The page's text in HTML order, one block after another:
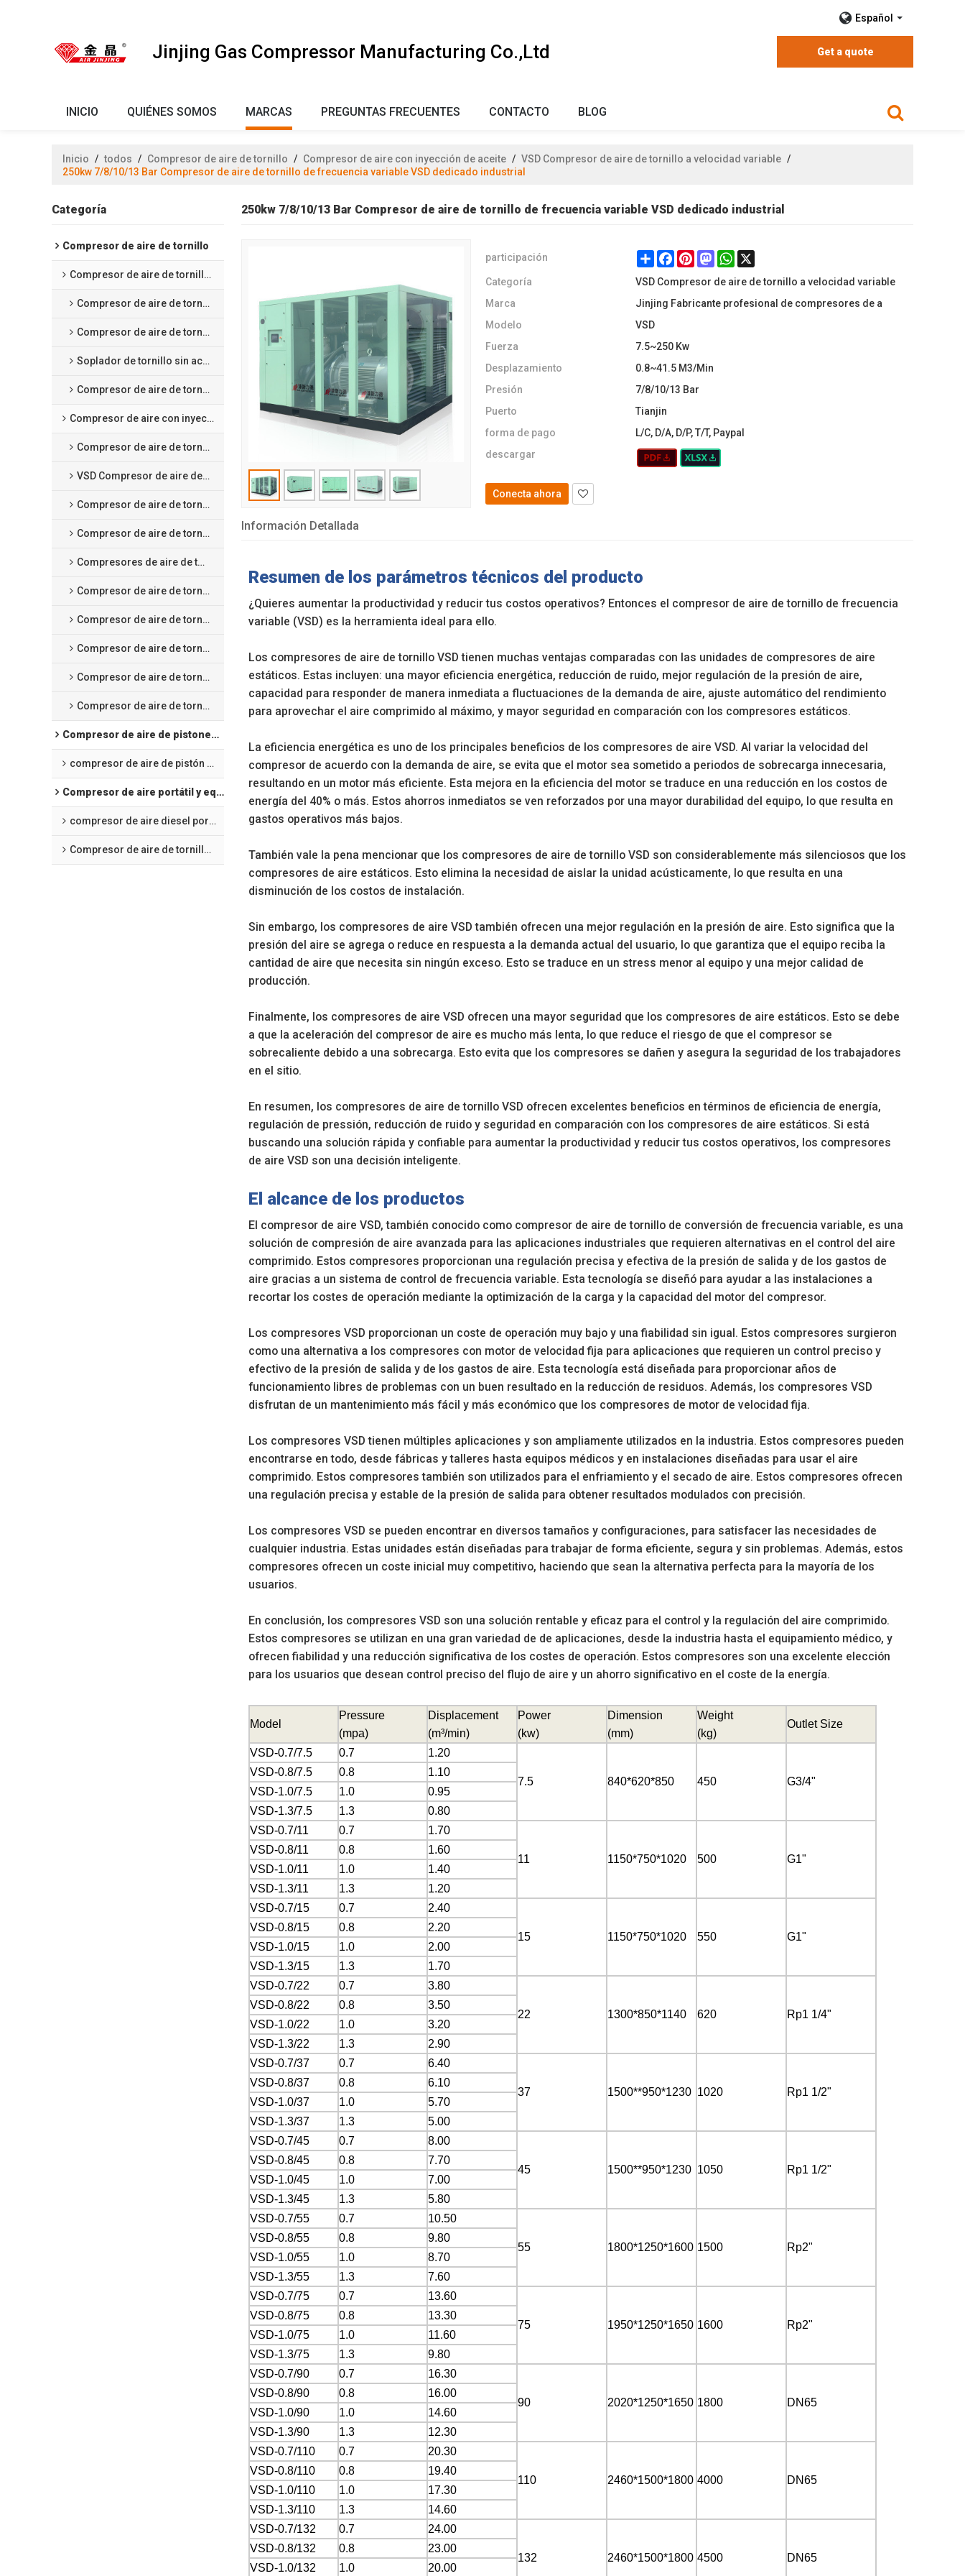
Español
Jinjing Gas Compressor Manufacturing Co.,Ltd Get a quote
INICIO QUIÉNES SOMOS MARCAS PREGUNTAS FRECUENTES CONTACTO BLOG
Inicio / todos / Compresor de aire de tornillo / Compresor de aire con inyección de aceite / VSD Compresor de aire de tornillo a velocidad variable /
250kw 7/8/10/13 Bar Compresor de aire de tornillo de frecuencia variable VSD dedicado industrial
Categoría
Compresor de aire de tornillo
Compresor de aire de tornillo sin aceite
Compresor de aire de tornillo lubricado por agua
Compresor de aire de tornillo tipo seco
Soplador de tornillo sin aceite
Compresor de aire de tornillo scroll sin aceite
Compresor de aire con inyección de aceite
Compresor de aire de tornillo de velocidad fija
VSD Compresor de aire de tornillo a velocidad variable
Compresor de aire de tornillo con magneto permanente VSD
Compresor de aire de tornillo a baja presión
Compresores de aire de tornillo de media presión
Compresor de aire de tornillo de dos etapas de velocidad fija
Compresor de aire de tornillo de dos etapas con magneto permanente VSD
Compresor de aire de tornillo 4 en 1 integrado
Compresor de aire de tornillo para corte láser
Compresor de aire de tornillo de frecuencia variable de imanes permanentes refrigerado por aceite
Compresor de aire de pistones alternativos
compresor de aire de pistón de presión media
Compresor de aire portátil y equipo de minería
compresor de aire diesel portátil
Compresor de aire de tornillo portátil eléctrico
250kw 7/8/10/13 Bar Compresor de aire de tornillo de frecuencia variable VSD dedicado industrial
participación ShareFacebook
PinterestMastodonWhatsApp
Categoría
VSD Compresor de aire de tornillo a velocidad variable
Marca
Jinjing Fabricante profesional de compresores de a
Modelo
VSD
Fuerza
7.5~250 Kw
Desplazamiento
0.8~41.5 M3/Min
Presión
7/8/10/13 Bar
Puerto
Tianjin
forma de pago
L/C, D/A, D/P, T/T, Paypal
descargar
Conecta ahora
Información Detallada
Resumen de los parámetros técnicos del producto
¿Quieres aumentar la productividad y reducir tus costos operativos? Entonces el compresor de aire de tornillo de frecuencia
variable (VSD) es la herramienta ideal para ello.
Los compresores de aire de tornillo VSD tienen muchas ventajas comparadas con las unidades de compresores de aire
estáticos. Estas incluyen: una mayor eficiencia energética, reducción de ruido, mejor regulación de la presión de aire,
capacidad para responder de manera inmediata a fluctuaciones de la demanda de aire, ajuste automático del rendimiento
para aprovechar el aire comprimido al máximo, y mayor seguridad en comparación con los compresores estáticos.
La eficiencia energética es uno de los principales beneficios de los compresores de aire VSD. Al variar la velocidad del
compresor de acuerdo con la demanda de aire, se evita que el motor sea sometido a periodos de sobrecarga innecesaria,
resultando en un motor más eficiente. Esta mejora en la eficiencia del motor se traduce en una reducción en los costos de
energía del 40% o más. Estos ahorros inmediatos se ven reforzados por una mayor durabilidad del equipo, lo que resulta en
gastos operativos más bajos.
También vale la pena mencionar que los compresores de aire de tornillo VSD son considerablemente más silenciosos que los
compresores de aire estáticos. Esto elimina la necesidad de aislar la unidad acústicamente, lo que resulta en una
disminución de los costos de instalación.
Sin embargo, los compresores de aire VSD también ofrecen una mejor regulación en la presión de aire. Esto significa que la
presión del aire se agrega o reduce en respuesta a la demanda actual del usuario, lo que garantiza que el equipo reciba la
cantidad de aire que necesita sin ningún exceso. Esto se traduce en un stress menor al equipo y una mejor calidad de
producción.
Finalmente, los compresores de aire VSD ofrecen una mayor seguridad que los compresores de aire estáticos. Esto se debe
a que la aceleración del compresor de aire es mucho más lenta, lo que reduce el riesgo de que el compresor se
sobrecaliente debido a una sobrecarga. Esto evita que los compresores se dañen y asegura la seguridad de los trabajadores
en el sitio.
En resumen, los compresores de aire de tornillo VSD ofrecen excelentes beneficios en términos de eficiencia de energía,
regulación de pressión, reducción de ruido y seguridad en comparación con los compresores de aire estáticos. Si está
buscando una solución rápida y confiable para aumentar la productividad y reducir tus costos operativos, los compresores
de aire VSD son una decisión inteligente.
El alcance de los productos
El compresor de aire VSD, también conocido como compresor de aire de tornillo de conversión de frecuencia variable, es una
solución de compresión de aire avanzada para las aplicaciones industriales que requieren alternativas en el control del aire
comprimido. Estos compresores proporcionan una regulación precisa y efectiva de la presión de salida y de los gastos de
aire gracias a un sistema de control de frecuencia variable. Esta tecnología se diseñó para ayudar a las instalaciones a
recortar los costes de operación mediante la optimización de la carga y la capacidad del motor del compresor.
Los compresores VSD proporcionan un coste de operación muy bajo y una fiabilidad sin igual. Estos compresores surgieron
como una alternativa a los compresores con motor de velocidad fija para aplicaciones que requieren un control preciso y
efectivo de la presión de salida y de los gastos de aire. Esta tecnología está diseñada para proporcionar años de
funcionamiento libres de problemas con un buen resultado en la reducción de residuos. Además, los compresores VSD
disfrutan de un mantenimiento más fácil y más económico que los compresores de motor de velocidad fija.
Los compresores VSD tienen múltiples aplicaciones y son ampliamente utilizados en la industria. Estos compresores pueden
encontrarse en todo, desde fábricas y talleres hasta equipos médicos y en instalaciones diseñadas para usar el aire
comprimido. Estos compresores también son utilizados para el enfriamiento y el secado de aire. Estos compresores ofrecen
una regulación precisa y estable de la presión de salida para obtener resultados modulados con precisión.
Los compresores VSD se pueden encontrar en diversos tamaños y configuraciones, para satisfacer las necesidades de
cualquier industria. Estas unidades están diseñadas para trabajar de forma eficiente, segura y sin problemas. Además, estos
compresores ofrecen un coste inicial muy competitivo, haciendo que sean la alternativa perfecta para la mayoría de los
usuarios.
En conclusión, los compresores VSD son una solución rentable y eficaz para el control y la regulación del aire comprimido.
Estos compresores se utilizan en una gran variedad de de aplicaciones, desde la industria hasta el equipamiento médico, y
ofrecen fiabilidad y una reducción significativa de los costes de operación. Estos compresores son una excelente elección
para los usuarios que desean control preciso del flujo de aire y un ahorro significativo en el coste de la energía.
Model
Pressure
(mpa)
Displacement
(m³/min)
Power
(kw)
Dimension
(mm)
Weight
(kg)
Outlet Size
VSD-0.7/7.5 0.7 1.20
7.5 840*620*850 450 G3/4"
VSD-0.8/7.5 0.8
1.10
VSD-1.0/7.5
1.0
0.95
VSD-1.3/7.5
1.3
0.80
VSD-0.7/11
0.7 1.70
11 1150*750*1020 500 G1"
VSD-0.8/11 0.8
1.60
VSD-1.0/11
1.0
1.40
VSD-1.3/11
1.3
1.20
VSD-0.7/15
0.7 2.40
15 1150*750*1020 550 G1"
VSD-0.8/15 0.8
2.20
VSD-1.0/15
1.0
2.00
VSD-1.3/15
1.3
1.70
VSD-0.7/22
0.7 3.80
22 1300*850*1140 620 Rp1 1/4"
VSD-0.8/22 0.8
3.50
VSD-1.0/22
1.0
3.20
VSD-1.3/22
1.3
2.90
VSD-0.7/37
0.7 6.40
37 1500**950*1230 1020 Rp1 1/2"
VSD-0.8/37 0.8
6.10
VSD-1.0/37
1.0
5.70
VSD-1.3/37
1.3
5.00
VSD-0.7/45
0.7 8.00
45 1500**950*1230 1050 Rp1 1/2"
VSD-0.8/45 0.8
7.70
VSD-1.0/45
1.0
7.00
VSD-1.3/45
1.3
5.80
VSD-0.7/55
0.7 10.50
55 1800*1250*1600 1500 Rp2"
VSD-0.8/55 0.8
9.80
VSD-1.0/55
1.0
8.70
VSD-1.3/55
1.3
7.60
VSD-0.7/75
0.7 13.60
75 1950*1250*1650 1600 Rp2"
VSD-0.8/75 0.8
13.30
VSD-1.0/75
1.0
11.60
VSD-1.3/75
1.3
9.80
VSD-0.7/90
0.7 16.30
90 2020*1250*1650 1800 DN65
VSD-0.8/90 0.8
16.00
VSD-1.0/90
1.0
14.60
VSD-1.3/90
1.3
12.30
VSD-0.7/110
0.7 20.30
110 2460*1500*1800 4000 DN65
VSD-0.8/110 0.8
19.40
VSD-1.0/110
1.0
17.30
VSD-1.3/110
1.3
14.60
VSD-0.7/132
0.7 24.00
132 2460*1500*1800 4500 DN65
VSD-0.8/132 0.8
23.00
VSD-1.0/132
1.0 20.00